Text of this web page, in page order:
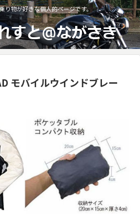
り物が好きな個人的ページです。
モバイルウインドブレー